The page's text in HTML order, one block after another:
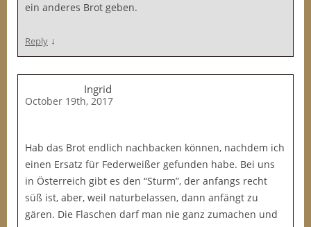
ein anderes Brot geben.
Reply ↓
Ingrid
October 19th, 2017
Hab das Brot endlich nachbacken können, nachdem ich
einen Ersatz für Federweißer gefunden habe. Bei uns
in Österreich gibt es den “Sturm”, der anfangs recht
süß ist, aber, weil naturbelassen, dann anfängt zu
gären. Die Flaschen darf man nie ganz zumachen und